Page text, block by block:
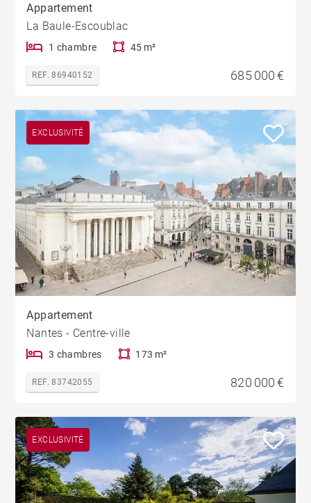
Appartement
La Baule-Escoublac
1 chambre 45 m²
REF. 86940152 685 000 €
EXCLUSIVITÉ
Appartement
Nantes - Centre-ville
3 chambres 173 m²
REF. 83742055 820 000 €
EXCLUSIVITÉ